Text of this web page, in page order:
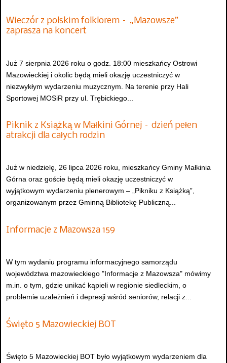
Wieczór z polskim folklorem – „Mazowsze”
zaprasza na koncert
Już 7 sierpnia 2026 roku o godz. 18:00 mieszkańcy Ostrowi
Mazowieckiej i okolic będą mieli okazję uczestniczyć w
niezwykłym wydarzeniu muzycznym. Na terenie przy Hali
Sportowej MOSiR przy ul. Trębickiego...
Piknik z Książką w Małkini Górnej – dzień pełen
atrakcji dla całych rodzin
Już w niedzielę, 26 lipca 2026 roku, mieszkańcy Gminy Małkinia
Górna oraz goście będą mieli okazję uczestniczyć w
wyjątkowym wydarzeniu plenerowym – „Pikniku z Książką”,
organizowanym przez Gminną Bibliotekę Publiczną...
Informacje z Mazowsza 159
W tym wydaniu programu informacyjnego samorządu
województwa mazowieckiego "Informacje z Mazowsza" mówimy
m.in. o tym, gdzie unikać kąpieli w regionie siedleckim, o
problemie uzależnień i depresji wśród seniorów, relacji z...
Święto 5 Mazowieckiej BOT
Święto 5 Mazowieckiej BOT było wyjątkowym wydarzeniem dla